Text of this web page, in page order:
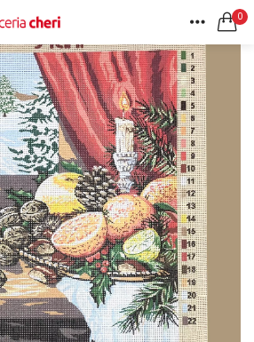
0
HOME
ACCOUNT
REGISTRATI
dimenticata?
(27)
(46)